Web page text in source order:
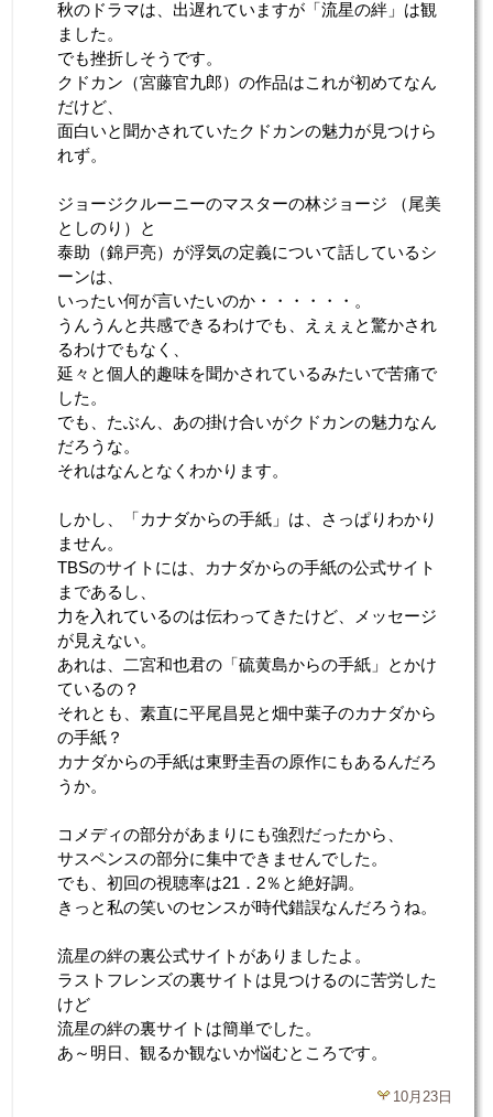
秋のドラマは、出遅れていますが「流星の絆」は観
ました。
でも挫折しそうです。
クドカン（宮藤官九郎）の作品はこれが初めてなん
だけど、
面白いと聞かされていたクドカンの魅力が見つけら
れず。
ジョージクルーニーのマスターの林ジョージ （尾美
としのり）と
泰助（錦戸亮）が浮気の定義について話しているシ
ーンは、
いったい何が言いたいのか・・・・・・。
うんうんと共感できるわけでも、えぇぇと驚かされ
るわけでもなく、
延々と個人的趣味を聞かされているみたいで苦痛で
した。
でも、たぶん、あの掛け合いがクドカンの魅力なん
だろうな。
それはなんとなくわかります。
しかし、「カナダからの手紙」は、さっぱりわかり
ません。
TBSのサイトには、カナダからの手紙の公式サイト
まであるし、
力を入れているのは伝わってきたけど、メッセージ
が見えない。
あれは、二宮和也君の「硫黄島からの手紙」とかけ
ているの？
それとも、素直に平尾昌晃と畑中葉子のカナダから
の手紙？
カナダからの手紙は東野圭吾の原作にもあるんだろ
うか。
コメディの部分があまりにも強烈だったから、
サスペンスの部分に集中できませんでした。
でも、初回の視聴率は21．2％と絶好調。
きっと私の笑いのセンスが時代錯誤なんだろうね。
流星の絆の裏公式サイトがありましたよ。
ラストフレンズの裏サイトは見つけるのに苦労した
けど
流星の絆の裏サイトは簡単でした。
あ～明日、観るか観ないか悩むところです。
10月23日